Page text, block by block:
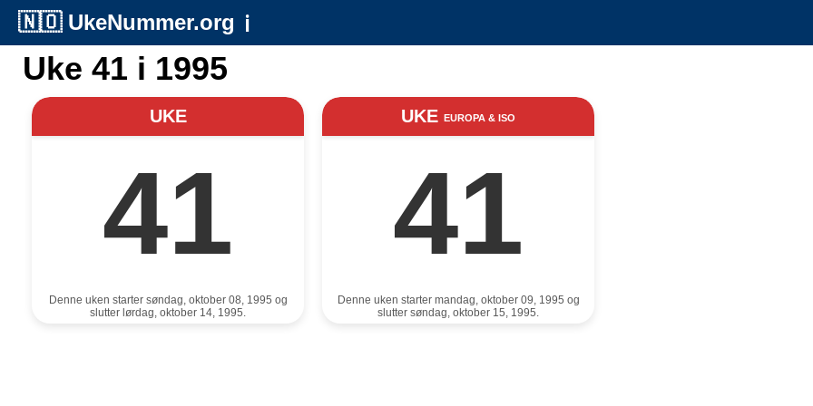
🇳🇴 UkeNummer.org ℹ️
Uke 41 i 1995
UKE
41
Denne uken starter søndag, oktober 08, 1995 og
slutter lørdag, oktober 14, 1995.
UKE EUROPA & ISO
41
Denne uken starter mandag, oktober 09, 1995 og
slutter søndag, oktober 15, 1995.